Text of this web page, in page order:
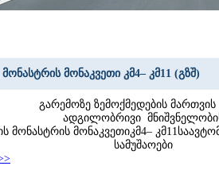
მონაკვეთი კმ4– კმ11 (გზშ)
გარემოზე ზემოქმედების მართვის
ადგილობრივი
მონასტრის მონაკვეთიკმ4–
სამუშაოები